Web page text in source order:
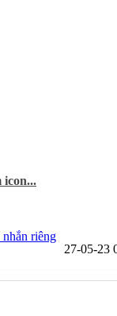
icon...
riêng
27-05-23